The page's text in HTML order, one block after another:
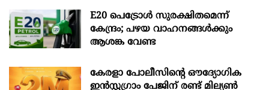
E20 പെട്രോൾ സുരക്ഷിതമെന്ന്
കേന്ദ്രം; പഴയ വാഹനങ്ങൾക്കും
ആശങ്ക വേണ്ട
കേരളാ പോലീസിന്‍റെ ഔദ്യോഗിക
ഇന്‍സ്റ്റഗ്രാം പേജിന് രണ്ട് മില്യണ്‍